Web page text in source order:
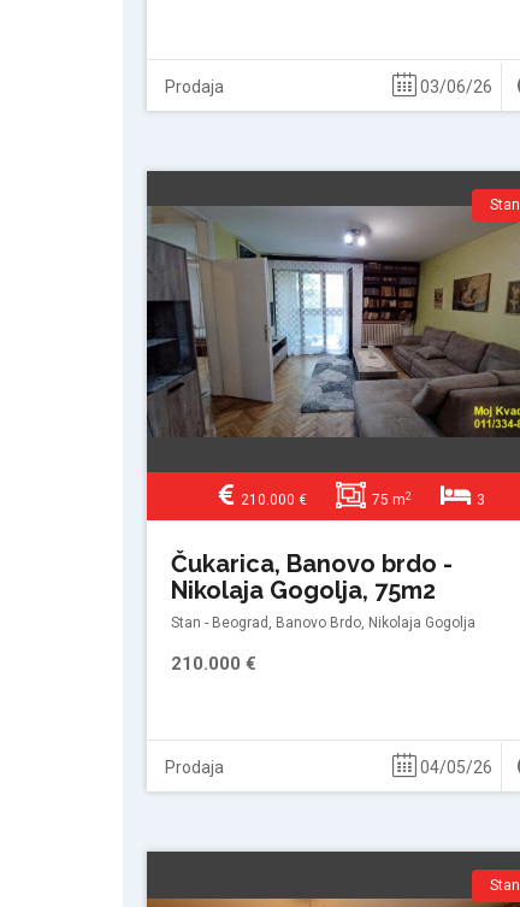
Prodaja 03/06/26
Stan
210.000 € 75 m2 3
Čukarica, Banovo brdo -
Nikolaja Gogolja, 75m2
Stan - Beograd, Banovo Brdo, Nikolaja Gogolja
210.000 €
Prodaja 04/05/26
Stan